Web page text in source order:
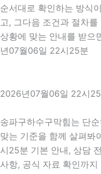
순서대로 확인하는 방식
고, 그다음 조건과 절차
상황에 맞는 안내를 받으
년07월06일 22시25분
2026년07월06일 22시
송파구하수구막힘는 단
맞는 기준을 함께 살펴
시25분 기본 안내, 상담
사항, 공식 자료 확인까